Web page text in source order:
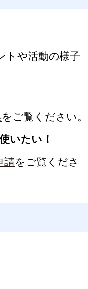
トや活動の様子
をご覧ください。
いたい！
請をご覧くださ